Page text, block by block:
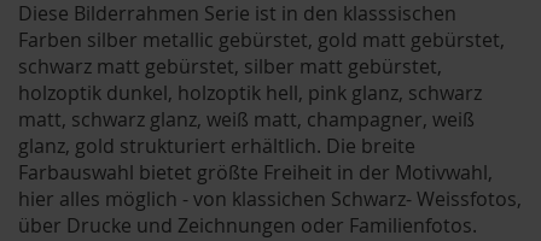
Diese Bilderrahmen Serie ist in den klasssischen
Farben silber metallic gebürstet, gold matt gebürstet,
schwarz matt gebürstet, silber matt gebürstet,
holzoptik dunkel, holzoptik hell, pink glanz, schwarz
matt, schwarz glanz, weiß matt, champagner, weiß
glanz, gold strukturiert erhältlich. Die breite
Farbauswahl bietet größte Freiheit in der Motivwahl,
hier alles möglich - von klassichen Schwarz- Weissfotos,
über Drucke und Zeichnungen oder Familienfotos.